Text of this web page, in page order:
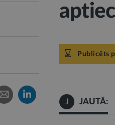
Publicēts
J JAUTĀ: